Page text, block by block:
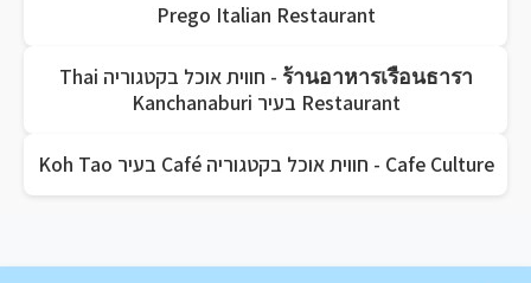
Prego Italian Restaurant
ร้านอาหารเรือนธารา - חווית אוכל בקטגוריה Thai
Restaurant בעיר Kanchanaburi
Cafe Culture - חווית אוכל בקטגוריה Café בעיר Koh Tao